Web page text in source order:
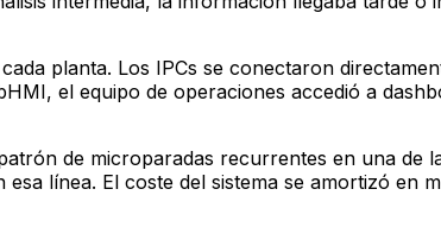
planta. Los IPCs se conectaron
el equipo de operaciones accedió a
de microparadas recurrentes en una de
línea. El coste del sistema se amortizó en